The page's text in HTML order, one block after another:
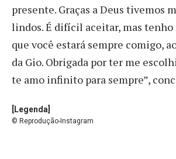
presente. Graças a Deus tivemos
lindos. É difícil aceitar, mas tenho
que você estará sempre comigo,
da Gio. Obrigada por ter me
te amo infinito para sempre”,
[Legenda]
© Reprodução-Instagram